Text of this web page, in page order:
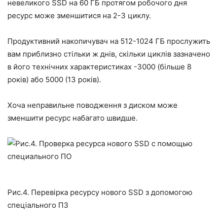
невеликого SSD на 60 ГБ протягом робочого дня
ресурс може зменшитися на 2-3 циклу.
Продуктивний накопичувач на 512-1024 ГБ прослужить
вам приблизно стільки ж днів, скільки циклів зазначено
в його технічних характеристиках -3000 (більше 8
років) або 5000 (13 років).
Хоча неправильне поводження з диском може
зменшити ресурс набагато швидше.
Рис.4. Перевірка ресурсу нового SSD з допомогою
спеціального ПЗ